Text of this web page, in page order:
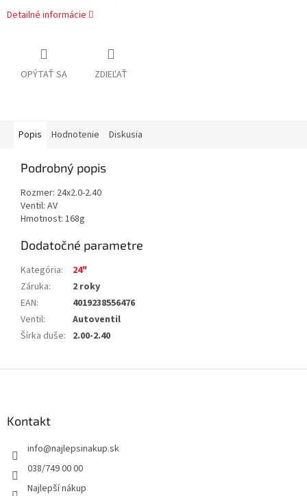
Detailné informácie
OPÝTAŤ SA ZDIEĽAŤ
Popis Hodnotenie Diskusia
Podrobný popis
Rozmer: 24x2.0-2.40
Ventil: AV
Hmotnost: 168g
Dodatočné parametre
Kategória:
24"
Záruka:
2 roky
EAN:
4019238556476
Ventil:
Autoventil
Šírka duše: 2.00-2.40
Kontakt
info@najlepsinakup.sk
038/749 00 00
Najlepší nákup